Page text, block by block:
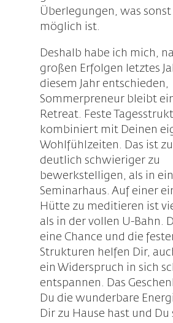
Überlegungen, was sonst
möglich ist.
Deshalb habe ich mich,
großen Erfolgen letztes
diesem Jahr entschieden,
Sommerpreneur bleibt
Retreat. Feste
kombiniert mit Deinen
Wohlfühlzeiten. Das ist
deutlich schwieriger zu
bewerkstelligen, als in
Seminarhaus. Auf einer
Hütte zu meditieren ist
als in der vollen U-Bahn.
eine Chance und die
Strukturen helfen Dir,
ein Widerspruch in sich
entspannen. Das
Du die wunderbare
Dir zu Hause hast und